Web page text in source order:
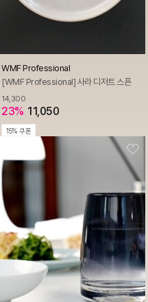
WMF Professional
[WMF Professional] 사라 디저트 스픈
14,300
23% 11,050
15% 쿠폰